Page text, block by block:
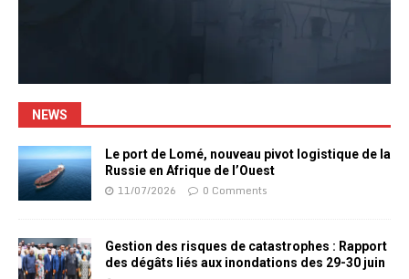
NEWS
Le port de Lomé, nouveau pivot logistique de la
Russie en Afrique de l’Ouest
11/07/2026 0 Comments
Gestion des risques de catastrophes : Rapport
des dégâts liés aux inondations des 29-30 juin